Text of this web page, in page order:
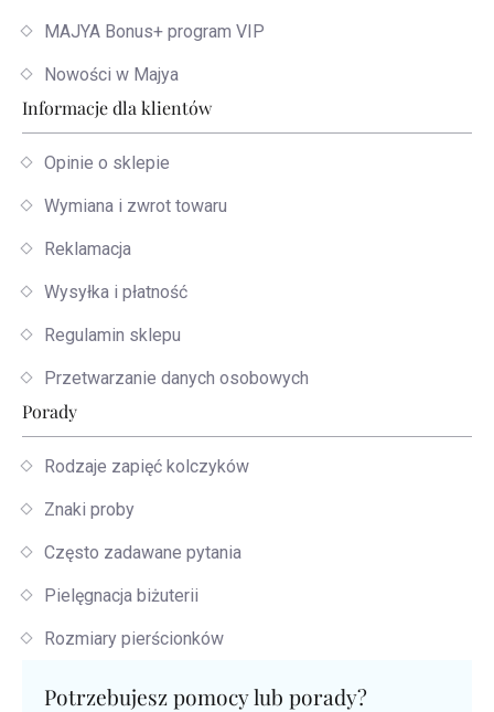
MAJYA Bonus+ program VIP
Nowości w Majya
Informacje dla klientów
Opinie o sklepie
Wymiana i zwrot towaru
Reklamacja
Wysyłka i płatność
Regulamin sklepu
Przetwarzanie danych osobowych
Porady
Rodzaje zapięć kolczyków
Znaki proby
Często zadawane pytania
Pielęgnacja biżuterii
Rozmiary pierścionków
Potrzebujesz pomocy lub porady?